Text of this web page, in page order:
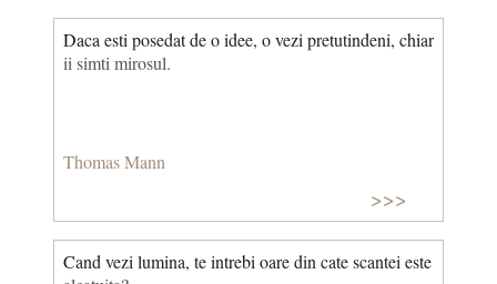
Daca esti posedat de o idee, o vezi pretutindeni, chiar
ii simti mirosul.
Thomas Mann
>>>
Cand vezi lumina, te intrebi oare din cate scantei este